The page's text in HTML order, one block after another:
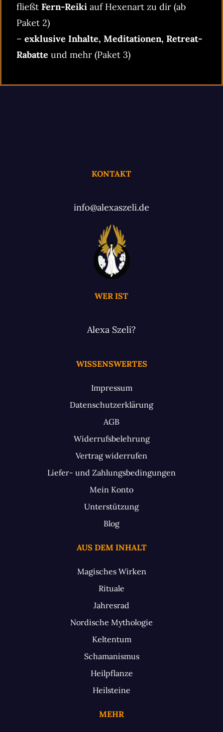
fließt Fern-Reiki auf Hexenart zu dir (ab
Paket 2)
– exklusive Inhalte, Meditationen, Retreat-
Rabatte und mehr (Paket 3)
KONTAKT
info@alexaszeli.de
WER IST
Alexa Szeli?
WISSENSWERTES
Impressum
Datenschutzerklärung
AGB
Widerrufsbelehrung
Vertrag widerrufen
Liefer- und Zahlungsbedingungen
Mein Konto
Unterstützung
Blog
AUS DEM INHALT
Magisches Wirken
Rituale
Jahresrad
Nordische Mythologie
Keltentum
Schamanismus
Heilpflanze
Heilsteine
MEHR